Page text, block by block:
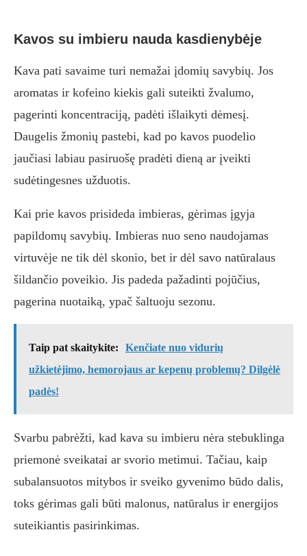
Kavos su imbieru nauda kasdienybėje
Kava pati savaime turi nemažai įdomių savybių. Jos
aromatas ir kofeino kiekis gali suteikti žvalumo,
pagerinti koncentraciją, padėti išlaikyti dėmesį.
Daugelis žmonių pastebi, kad po kavos puodelio
jaučiasi labiau pasiruošę pradėti dieną ar įveikti
sudėtingesnes užduotis.
Kai prie kavos prisideda imbieras, gėrimas įgyja
papildomų savybių. Imbieras nuo seno naudojamas
virtuvėje ne tik dėl skonio, bet ir dėl savo natūralaus
šildančio poveikio. Jis padeda pažadinti pojūčius,
pagerina nuotaiką, ypač šaltuoju sezonu.
Taip pat skaitykite:
Kenčiate nuo vidurių
užkietėjimo, hemorojaus ar kepenų problemų? Dilgėlė
padės!
Svarbu pabrėžti, kad kava su imbieru nėra stebuklinga
priemonė sveikatai ar svorio metimui. Tačiau, kaip
subalansuotos mitybos ir sveiko gyvenimo būdo dalis,
toks gėrimas gali būti malonus, natūralus ir energijos
suteikiantis pasirinkimas.